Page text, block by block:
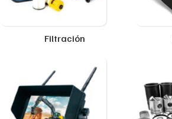
Filtración